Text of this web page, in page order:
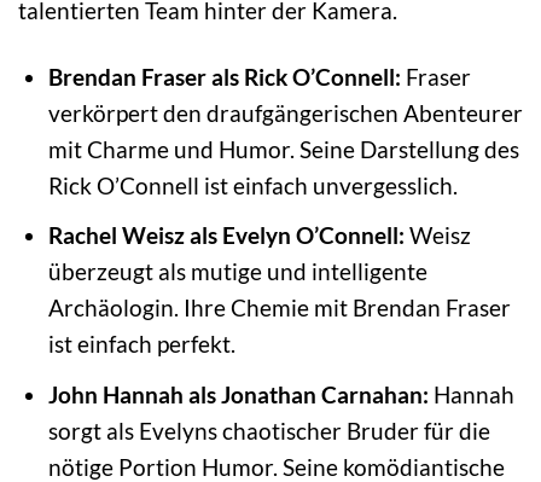
talentierten Team hinter der Kamera.
Brendan Fraser als Rick O’Connell: Fraser
verkörpert den draufgängerischen Abenteurer
mit Charme und Humor. Seine Darstellung des
Rick O’Connell ist einfach unvergesslich.
Rachel Weisz als Evelyn O’Connell: Weisz
überzeugt als mutige und intelligente
Archäologin. Ihre Chemie mit Brendan Fraser
ist einfach perfekt.
John Hannah als Jonathan Carnahan: Hannah
sorgt als Evelyns chaotischer Bruder für die
nötige Portion Humor. Seine komödiantische